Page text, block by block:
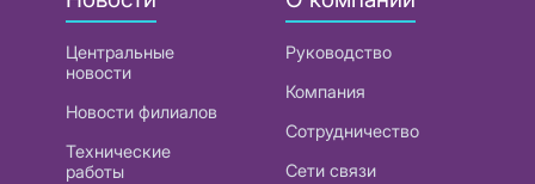
Центральные
новости
Новости филиалов
Технические
работы
Руководство
Компания
Сотрудничество
Сети связи